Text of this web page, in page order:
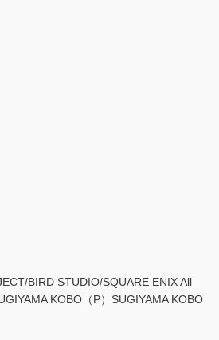
BIRD STUDIO/SQUARE ENIX All
KOBO（P）SUGIYAMA KOBO